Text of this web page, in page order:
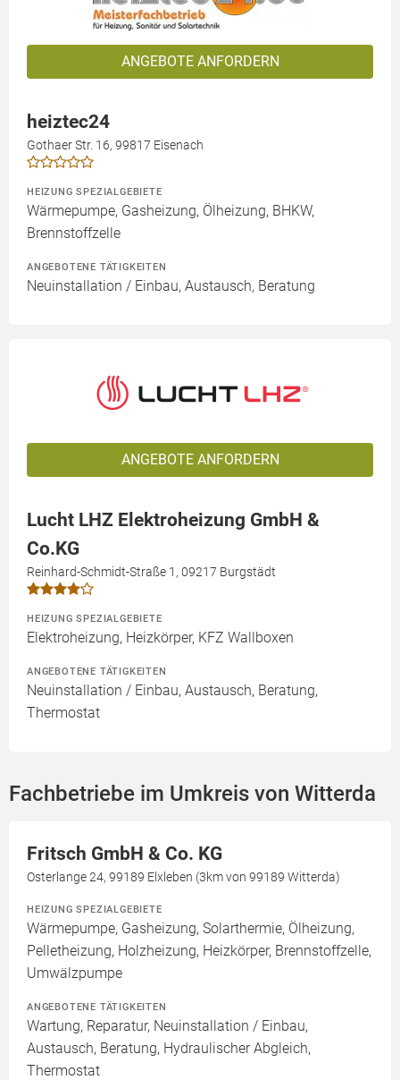
ANGEBOTE ANFORDERN
heiztec24
Gothaer Str. 16, 99817 Eisenach
HEIZUNG SPEZIALGEBIETE
Wärmepumpe, Gasheizung, Ölheizung, BHKW,
Brennstoffzelle
ANGEBOTENE TÄTIGKEITEN
Neuinstallation / Einbau, Austausch, Beratung
ANGEBOTE ANFORDERN
Lucht LHZ Elektroheizung GmbH &
Co.KG
Reinhard-Schmidt-Straße 1, 09217 Burgstädt
HEIZUNG SPEZIALGEBIETE
Elektroheizung, Heizkörper, KFZ Wallboxen
ANGEBOTENE TÄTIGKEITEN
Neuinstallation / Einbau, Austausch, Beratung,
Thermostat
Fachbetriebe im Umkreis von Witterda
Fritsch GmbH & Co. KG
Osterlange 24, 99189 Elxleben (3km von 99189 Witterda)
HEIZUNG SPEZIALGEBIETE
Wärmepumpe, Gasheizung, Solarthermie, Ölheizung,
Pelletheizung, Holzheizung, Heizkörper, Brennstoffzelle,
Umwälzpumpe
ANGEBOTENE TÄTIGKEITEN
Wartung, Reparatur, Neuinstallation / Einbau,
Austausch, Beratung, Hydraulischer Abgleich,
Thermostat